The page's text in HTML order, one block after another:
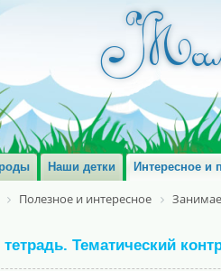
Наши детки Интересное и
Полезное и интересное
Тематический